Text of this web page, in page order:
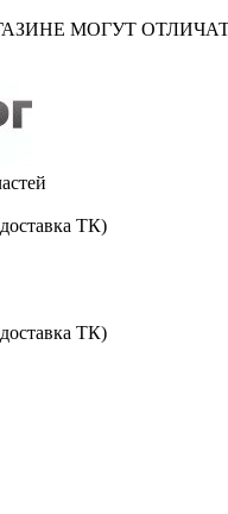
МОГУТ
ТК)
ТК)